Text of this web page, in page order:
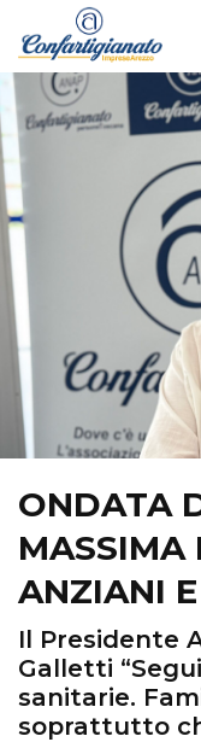
ONDATA
MASSIMA
ANZIANI
Il Presidente
Galletti
sanitarie.
soprattutto